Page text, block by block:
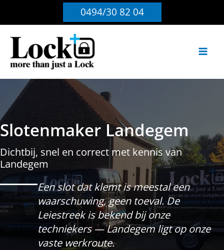
0494/30 82 04
Slotenmaker Landegem
Dichtbij, snel en correct met kennis van
Landegem
Een slot dat klemt is meestal een
waarschuwing, geen toeval. De
Leiestreek is bekend bij onze
techniekers — Landegem ligt op onze
vaste werkroute.